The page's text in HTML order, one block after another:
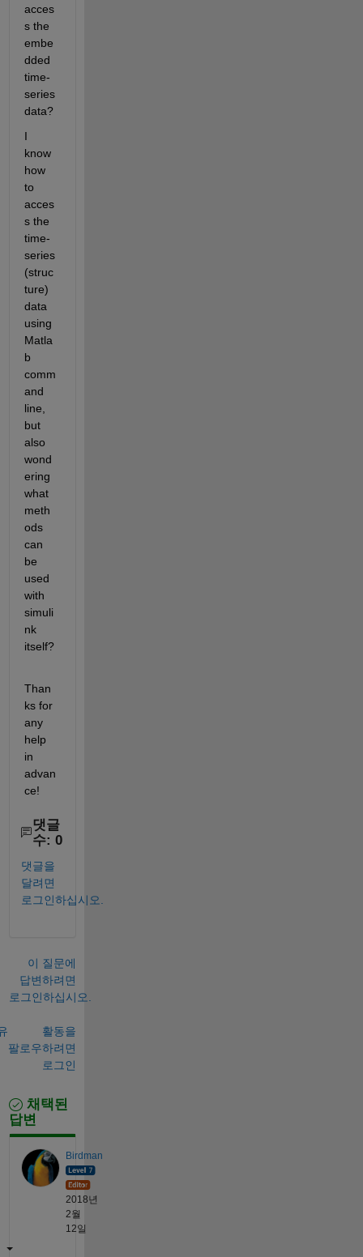
acces
s the
embe
dded
time-
series
data?
I
know
how
to
acces
s the
time-
series
(struc
ture)
data
using
Matla
b
comm
and
line,
but
also
wond
ering
what
meth
ods
can
be
used
with
simuli
nk
itself?
Than
ks for
any
help
in
advan
ce!
댓글
수: 0
댓글을
달려면
로그인하십시오.
이 질문에
답변하려면
로그인하십시오.
활동을
팔로우하려면
로그인
채택된
답변
Birdman
2018년
2월
12일